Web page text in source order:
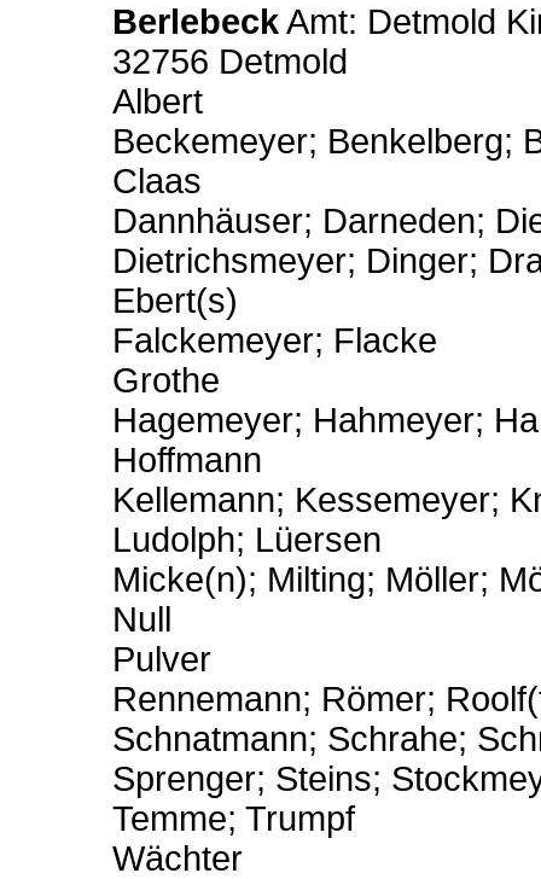
BerlebeckAmt: Detmold
32756 Detmold
Albert
Beckemeyer; Benkelberg;
Claas
Dannhäuser; Darneden;
Dietrichsmeyer; Dinger;
Ebert(s)
Falckemeyer; Flacke
Grothe
Hagemeyer; Hahmeyer;
Hoffmann
Kellemann; Kessemeyer;
Ludolph; Lüersen
Micke(n); Milting; Möller;
Null
Pulver
Rennemann; Römer;
Schnatmann; Schrahe;
Sprenger; Steins;
Temme; Trumpf
Wächter